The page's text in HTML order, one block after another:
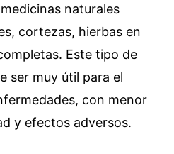
naturales
cortezas, hierbas en
Este tipo de
ser muy útil para el
con menor
y efectos adversos.